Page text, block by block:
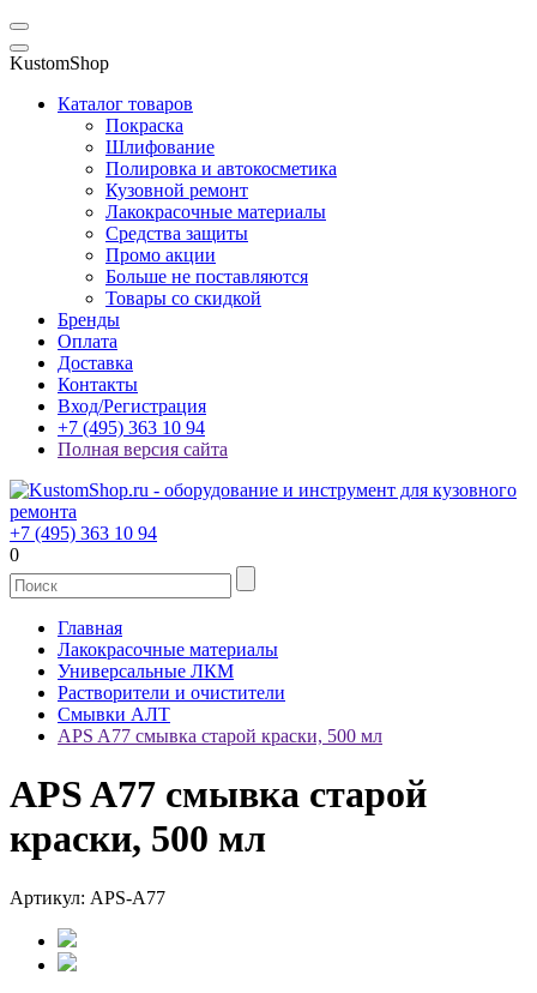
KustomShop
Каталог товаров
Покраска
Шлифование
Полировка и автокосметика
Кузовной ремонт
Лакокрасочные материалы
Средства защиты
Промо акции
Больше не поставляются
Товары со скидкой
Бренды
Оплата
Доставка
Контакты
Вход/Регистрация
+7 (495) 363 10 94
Полная версия сайта
+7 (495) 363 10 94
0
Главная
Лакокрасочные материалы
Универсальные ЛКМ
Растворители и очистители
Смывки АЛТ
APS A77 смывка старой краски, 500 мл
APS A77 смывка старой
краски, 500 мл
Артикул: APS-A77